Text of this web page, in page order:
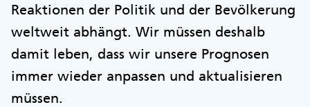
Reaktionen der Politik und der Bevölkerung
weltweit abhängt. Wir müssen deshalb
damit leben, dass wir unsere Prognosen
immer wieder anpassen und aktualisieren
müssen.